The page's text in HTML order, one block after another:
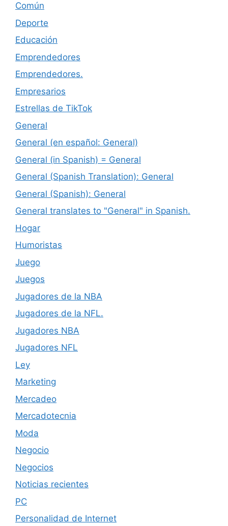
Común
Deporte
Educación
Emprendedores
Emprendedores.
Empresarios
Estrellas de TikTok
General
General (en español: General)
General (in Spanish) = General
General (Spanish Translation): General
General (Spanish): General
General translates to "General" in Spanish.
Hogar
Humoristas
Juego
Juegos
Jugadores de la NBA
Jugadores de la NFL.
Jugadores NBA
Jugadores NFL
Ley
Marketing
Mercadeo
Mercadotecnia
Moda
Negocio
Negocios
Noticias recientes
PC
Personalidad de Internet